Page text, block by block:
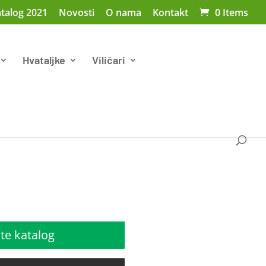
2021 Novosti O nama Kontakt 0 Items
Hvataljke Viličari
katalog